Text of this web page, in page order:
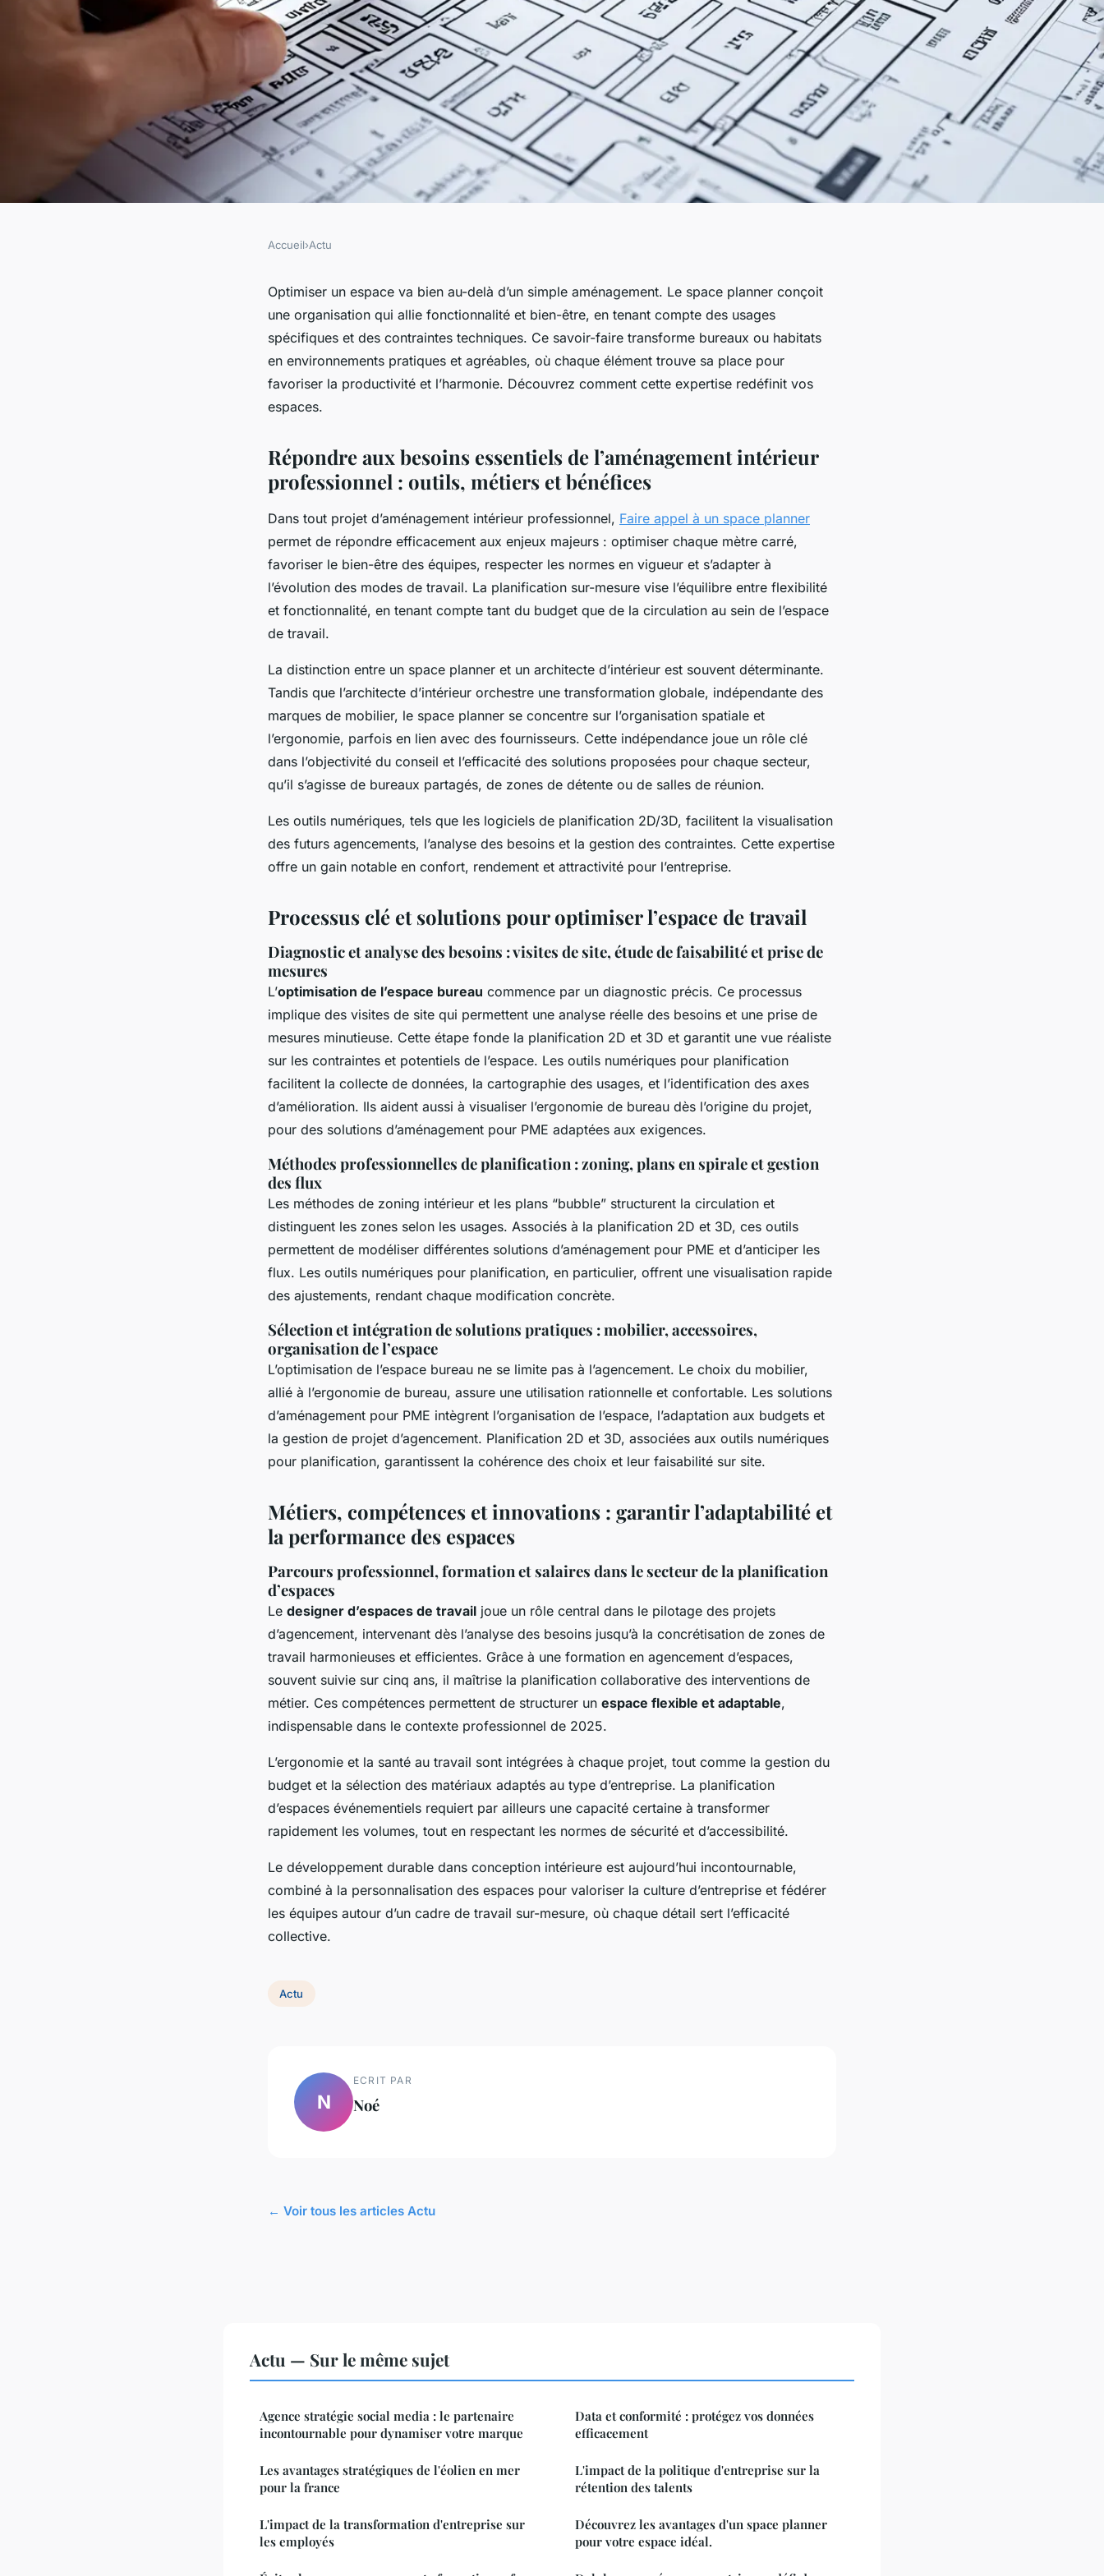
Trouvez l'harmonie parfaite grâce à un
space planner.
Accueil›Actu
Optimiser un espace va bien au-delà d’un simple aménagement. Le space planner conçoit
une organisation qui allie fonctionnalité et bien-être, en tenant compte des usages
spécifiques et des contraintes techniques. Ce savoir-faire transforme bureaux ou habitats
en environnements pratiques et agréables, où chaque élément trouve sa place pour
favoriser la productivité et l’harmonie. Découvrez comment cette expertise redéfinit vos
espaces.
Répondre aux besoins essentiels de l’aménagement intérieur
professionnel : outils, métiers et bénéfices
Dans tout projet d’aménagement intérieur professionnel, Faire appel à un space planner
permet de répondre efficacement aux enjeux majeurs : optimiser chaque mètre carré,
favoriser le bien-être des équipes, respecter les normes en vigueur et s’adapter à
l’évolution des modes de travail. La planification sur-mesure vise l’équilibre entre flexibilité
et fonctionnalité, en tenant compte tant du budget que de la circulation au sein de l’espace
de travail.
La distinction entre un space planner et un architecte d’intérieur est souvent déterminante.
Tandis que l’architecte d’intérieur orchestre une transformation globale, indépendante des
marques de mobilier, le space planner se concentre sur l’organisation spatiale et
l’ergonomie, parfois en lien avec des fournisseurs. Cette indépendance joue un rôle clé
dans l’objectivité du conseil et l’efficacité des solutions proposées pour chaque secteur,
qu’il s’agisse de bureaux partagés, de zones de détente ou de salles de réunion.
Les outils numériques, tels que les logiciels de planification 2D/3D, facilitent la visualisation
des futurs agencements, l’analyse des besoins et la gestion des contraintes. Cette expertise
offre un gain notable en confort, rendement et attractivité pour l’entreprise.
Processus clé et solutions pour optimiser l’espace de travail
Diagnostic et analyse des besoins : visites de site, étude de faisabilité et prise de
mesures
L’optimisation de l’espace bureau commence par un diagnostic précis. Ce processus
implique des visites de site qui permettent une analyse réelle des besoins et une prise de
mesures minutieuse. Cette étape fonde la planification 2D et 3D et garantit une vue réaliste
sur les contraintes et potentiels de l’espace. Les outils numériques pour planification
facilitent la collecte de données, la cartographie des usages, et l’identification des axes
d’amélioration. Ils aident aussi à visualiser l’ergonomie de bureau dès l’origine du projet,
pour des solutions d’aménagement pour PME adaptées aux exigences.
Méthodes professionnelles de planification : zoning, plans en spirale et gestion
des flux
Les méthodes de zoning intérieur et les plans “bubble” structurent la circulation et
distinguent les zones selon les usages. Associés à la planification 2D et 3D, ces outils
permettent de modéliser différentes solutions d’aménagement pour PME et d’anticiper les
flux. Les outils numériques pour planification, en particulier, offrent une visualisation rapide
des ajustements, rendant chaque modification concrète.
Sélection et intégration de solutions pratiques : mobilier, accessoires,
organisation de l’espace
L’optimisation de l’espace bureau ne se limite pas à l’agencement. Le choix du mobilier,
allié à l’ergonomie de bureau, assure une utilisation rationnelle et confortable. Les solutions
d’aménagement pour PME intègrent l’organisation de l’espace, l’adaptation aux budgets et
la gestion de projet d’agencement. Planification 2D et 3D, associées aux outils numériques
pour planification, garantissent la cohérence des choix et leur faisabilité sur site.
Métiers, compétences et innovations : garantir l’adaptabilité et
la performance des espaces
Parcours professionnel, formation et salaires dans le secteur de la planification
d’espaces
Le designer d’espaces de travail joue un rôle central dans le pilotage des projets
d’agencement, intervenant dès l’analyse des besoins jusqu’à la concrétisation de zones de
travail harmonieuses et efficientes. Grâce à une formation en agencement d’espaces,
souvent suivie sur cinq ans, il maîtrise la planification collaborative des interventions de
métier. Ces compétences permettent de structurer un espace flexible et adaptable,
indispensable dans le contexte professionnel de 2025.
L’ergonomie et la santé au travail sont intégrées à chaque projet, tout comme la gestion du
budget et la sélection des matériaux adaptés au type d’entreprise. La planification
d’espaces événementiels requiert par ailleurs une capacité certaine à transformer
rapidement les volumes, tout en respectant les normes de sécurité et d’accessibilité.
Le développement durable dans conception intérieure est aujourd’hui incontournable,
combiné à la personnalisation des espaces pour valoriser la culture d’entreprise et fédérer
les équipes autour d’un cadre de travail sur-mesure, où chaque détail sert l’efficacité
collective.
Actu
N
ECRIT PAR
Noé
← Voir tous les articles Actu
Actu — Sur le même sujet
Agence stratégie social media : le partenaire
incontournable pour dynamiser votre marque
Les avantages stratégiques de l'éolien en mer
pour la france
L'impact de la transformation d'entreprise sur
les employés
Data et conformité : protégez vos données
efficacement
L'impact de la politique d'entreprise sur la
rétention des talents
Découvrez les avantages d'un space planner
pour votre espace idéal.